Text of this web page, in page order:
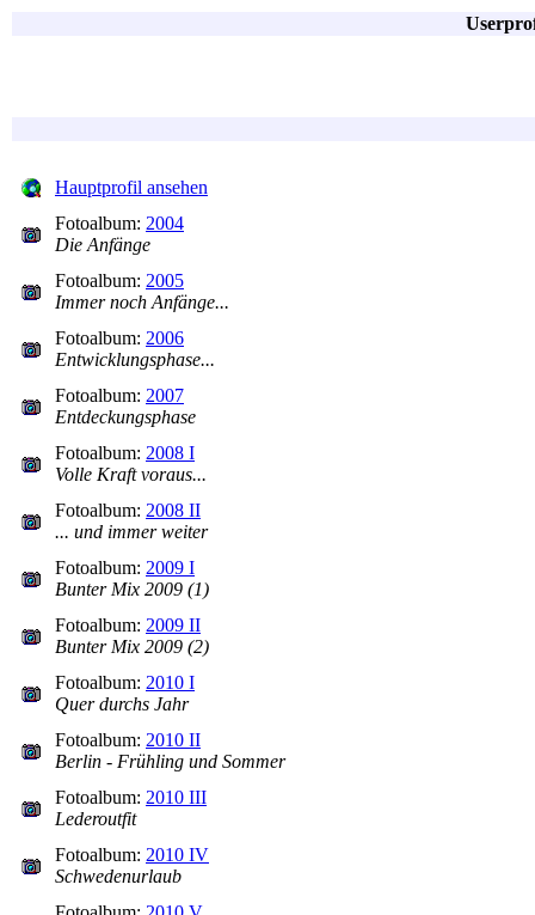
Hauptprofil ansehen
Fotoalbum: 2004
Die Anfänge
Fotoalbum: 2005
Immer noch Anfänge...
Fotoalbum: 2006
Entwicklungsphase...
Fotoalbum: 2007
Entdeckungsphase
Fotoalbum: 2008 I
Volle Kraft voraus...
Fotoalbum: 2008 II
... und immer weiter
Fotoalbum: 2009 I
Bunter Mix 2009 (1)
Fotoalbum: 2009 II
Bunter Mix 2009 (2)
Fotoalbum: 2010 I
Quer durchs Jahr
Fotoalbum: 2010 II
Berlin - Frühling und Sommer
Fotoalbum: 2010 III
Lederoutfit
Fotoalbum: 2010 IV
Schwedenurlaub